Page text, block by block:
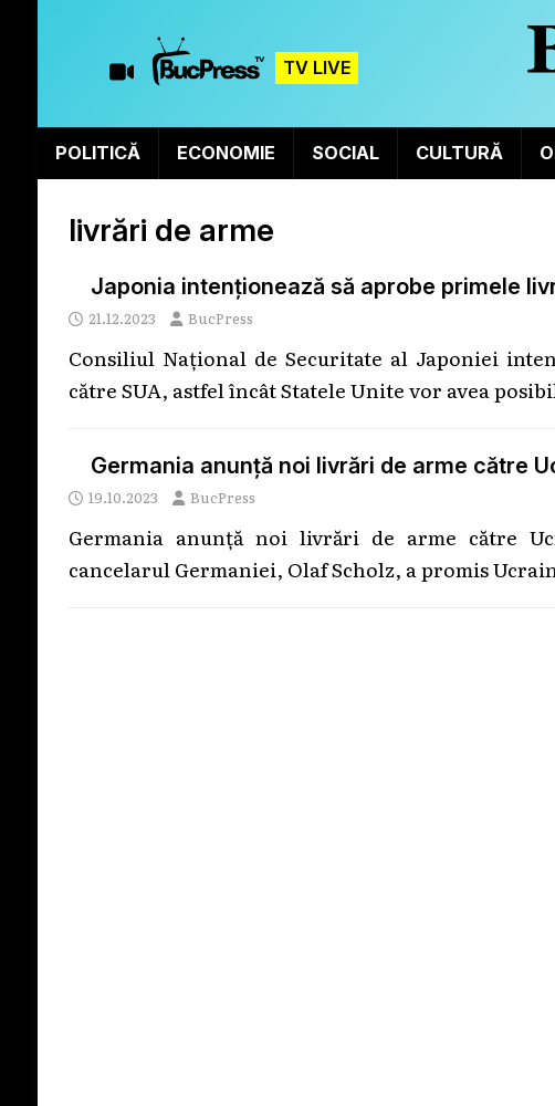
TV LIVE
POLITICĂ ECONOMIE SOCIAL CULTURĂ
livrări de arme
Japonia intenționează să aprobe primele
21.12.2023 BucPress
Consiliul Naţional de Securitate al Japoniei
către SUA, astfel încât Statele Unite vor avea
Germania anunță noi livrări de arme către
19.10.2023 BucPress
Germania anunță noi livrări de arme către
cancelarul Germaniei, Olaf Scholz, a promis